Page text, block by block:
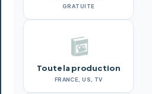
GRATUITE
Toute la production
FRANCE, US, TV